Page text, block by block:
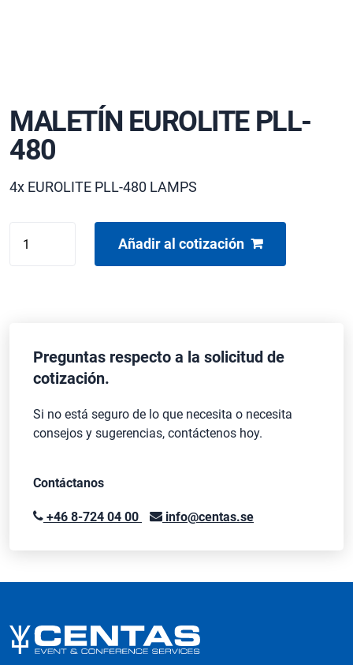
MALETÍN EUROLITE PLL-
480
4x EUROLITE PLL-480 LAMPS
EUROLITE
Añadir al cotización
Preguntas respecto a la solicitud de
cotización.
Si no está seguro de lo que necesita o necesita
consejos y sugerencias, contáctenos hoy.
Contáctanos
+46 8-724 04 00 info@centas.se